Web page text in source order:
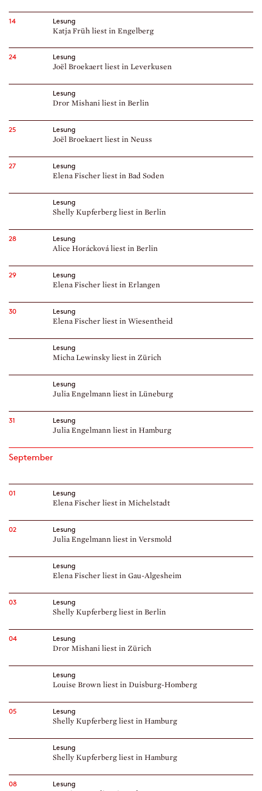
14
Lesung
Katja Früh liest in Engelberg
24
Lesung
Joël Broekaert liest in Leverkusen
Lesung
Dror Mishani liest in Berlin
25
Lesung
Joël Broekaert liest in Neuss
27
Lesung
Elena Fischer liest in Bad Soden
Lesung
Shelly Kupferberg liest in Berlin
28
Lesung
Alice Horácková liest in Berlin
29
Lesung
Elena Fischer liest in Erlangen
30
Lesung
Elena Fischer liest in Wiesentheid
Lesung
Micha Lewinsky liest in Zürich
Lesung
Julia Engelmann liest in Lüneburg
31
Lesung
Julia Engelmann liest in Hamburg
September
01
Lesung
Elena Fischer liest in Michelstadt
02
Lesung
Julia Engelmann liest in Versmold
Lesung
Elena Fischer liest in Gau-Algesheim
03
Lesung
Shelly Kupferberg liest in Berlin
04
Lesung
Dror Mishani liest in Zürich
Lesung
Louise Brown liest in Duisburg-Homberg
05
Lesung
Shelly Kupferberg liest in Hamburg
Lesung
Shelly Kupferberg liest in Hamburg
08
Lesung